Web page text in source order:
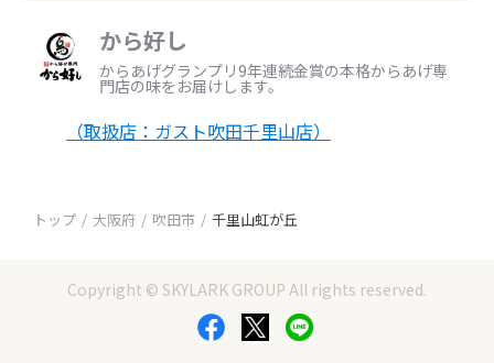
から好し
からあげグランプリ9年連続金賞の本格からあげ専
門店の味をお届けします。
（取扱店：ガスト吹田千里山店）
トップ 大阪府 吹田市 千里山虹が丘
Copyright © SKYLARK GROUP All rights reserved.